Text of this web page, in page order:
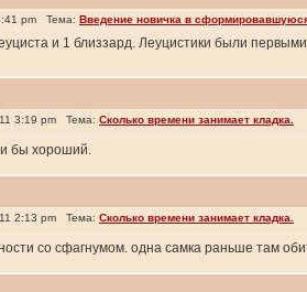
pm Тема: Введение новичка в сформировавшуюся
и 1 близзард. Леуцистики были
3:19 pm Тема: Сколько времени занимает кладка.
бы хороший.
2:13 pm Тема: Сколько времени занимает кладка.
со сфагнумом. одна самка раньше там